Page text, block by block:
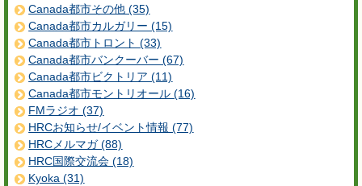
Canada都市その他 (35)
Canada都市カルガリー (15)
Canada都市トロント (33)
Canada都市バンクーバー (67)
Canada都市ビクトリア (11)
Canada都市モントリオール (16)
FMラジオ (37)
HRCお知らせ/イベント情報 (77)
HRCメルマガ (88)
HRC国際交流会 (18)
Kyoka (31)